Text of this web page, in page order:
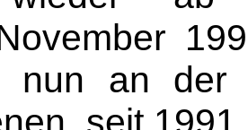
nun an der